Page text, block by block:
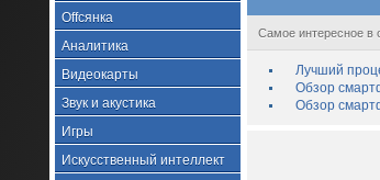
Offсянка
Аналитика
Видеокарты
Звук и акустика
Игры
Искусственный интеллект
Самое интересное в
Лучший
Обзор
Обзор